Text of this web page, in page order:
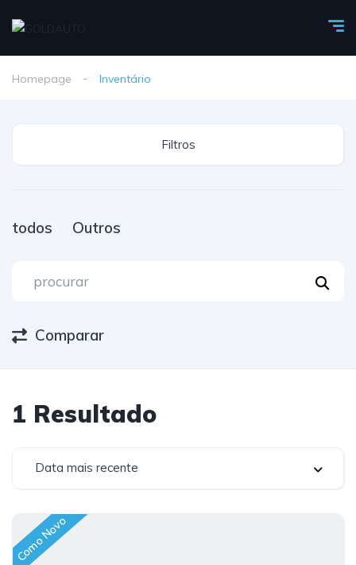
Homepage Inventário
Filtros
todos Outros
Comparar
1 Resultado
Data mais recente
Como Novo